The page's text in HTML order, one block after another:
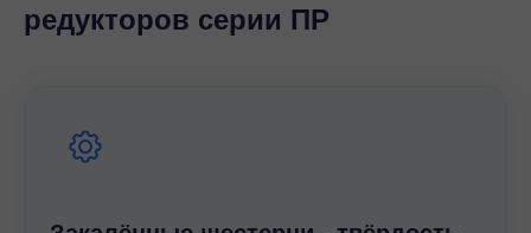
редукторов серии ПР